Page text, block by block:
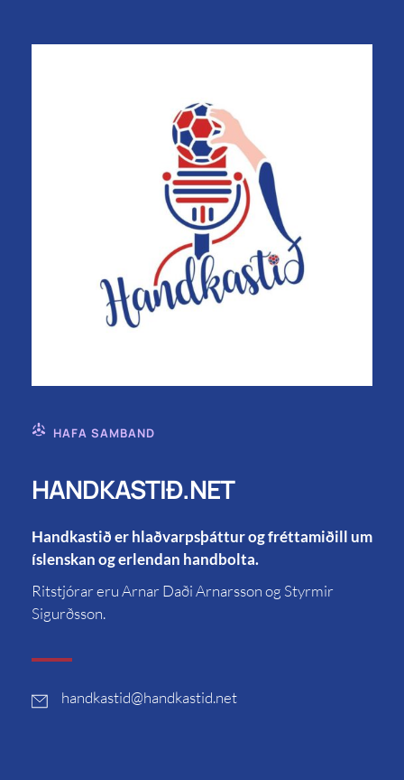
HAFA SAMBAND
HANDKASTIÐ.NET
Handkastið er hlaðvarpsþáttur og fréttamiðill um
íslenskan og erlendan handbolta.
Ritstjórar eru Arnar Daði Arnarsson og Styrmir
Sigurðsson.
handkastid@handkastid.net